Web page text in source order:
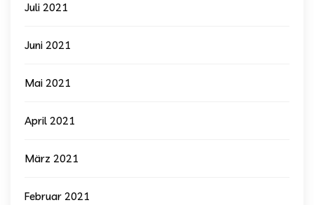
Juli 2021
Juni 2021
Mai 2021
April 2021
März 2021
Februar 2021